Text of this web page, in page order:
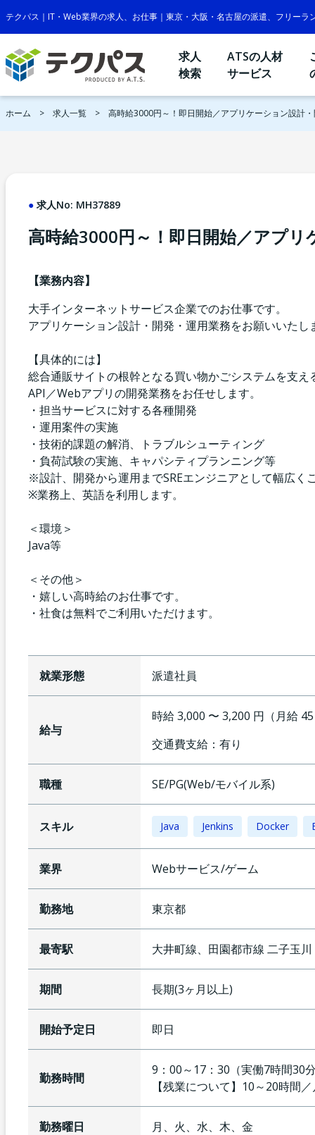
テクパス｜IT・Web業界の求人、お仕事｜東京・大阪・名古屋の派遣、フリーラ
求人
検索
ATSの人材
サービス
ホーム 求人一覧 高時給3000円～！即日開始／アプリケーション設計
求人No: MH37889
高時給3000円～！即日開始／アプリ
【業務内容】
大手インターネットサービス企業でのお仕事です。
アプリケーション設計・開発・運用業務をお願いいたし
【具体的には】
総合通販サイトの根幹となる買い物かごシステムを支え
API／Webアプリの開発業務をお任せします。
・担当サービスに対する各種開発
・運用案件の実施
・技術的課題の解消、トラブルシューティング
・負荷試験の実施、キャパシティプランニング等
※設計、開発から運用までSREエンジニアとして幅広く
※業務上、英語を利用します。
＜環境＞
Java等
＜その他＞
・嬉しい高時給のお仕事です。
・社食は無料でご利用いただけます。
就業形態 派遣社員
給与
時給 3,000 〜 3,200 円（月給
交通費支給： 有り
職種 SE/PG(Web/モバイル系)
スキル Java Jenkins Docker
業界 Webサービス/ゲーム
勤務地 東京都
最寄駅 大井町線、田園都市線 二子玉川
期間 長期(3ヶ月以上)
開始予定日 即日
勤務時間
9：00～17：30（実働7時間30
【残業について】 10～20時間
勤務曜日 月、火、水、木、金